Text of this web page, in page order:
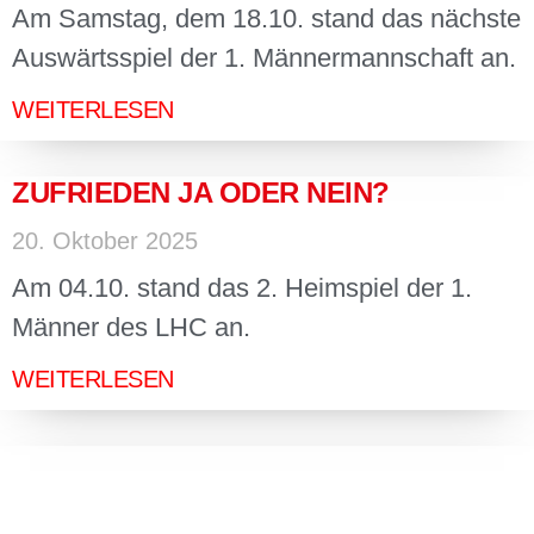
Am Samstag, dem 18.10. stand das nächste
Auswärtsspiel der 1. Männermannschaft an.
WEITERLESEN
ZUFRIEDEN JA ODER NEIN?
20. Oktober 2025
Am 04.10. stand das 2. Heimspiel der 1.
Männer des LHC an.
WEITERLESEN